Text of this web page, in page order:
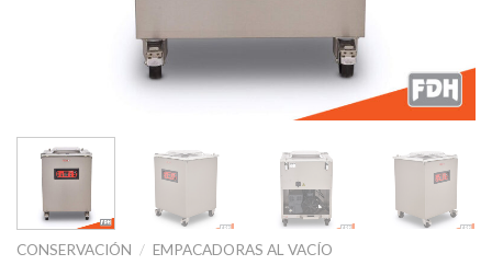
CONSERVACIÓN / EMPACADORAS AL VACÍO